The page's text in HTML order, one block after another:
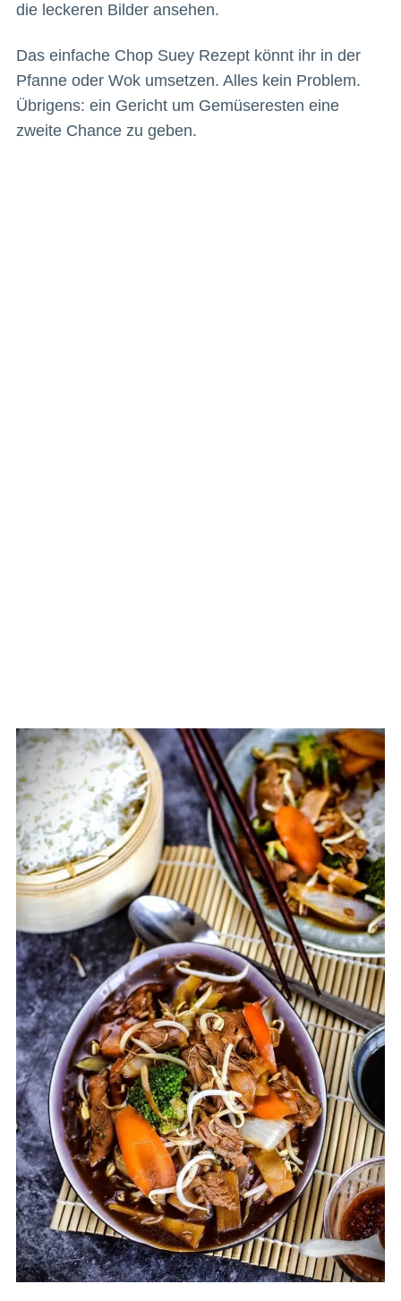
die leckeren Bilder ansehen.
Das einfache Chop Suey Rezept könnt ihr in der
Pfanne oder Wok umsetzen. Alles kein Problem.
Übrigens: ein Gericht um Gemüseresten eine
zweite Chance zu geben.